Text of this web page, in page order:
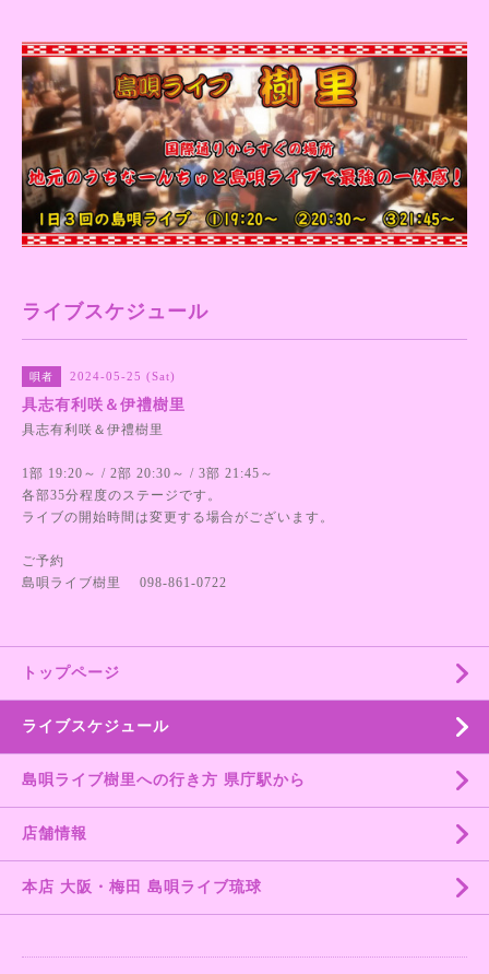
ライブスケジュール
唄者 2024-05-25 (Sat)
具志有利咲＆伊禮樹里
具志有利咲＆伊禮樹里
1部 19:20～ / 2部 20:30～ / 3部 21:45～
各部35分程度のステージです。
ライブの開始時間は変更する場合がございます。
ご予約
島唄ライブ樹里 098-861-0722
トップページ
ライブスケジュール
島唄ライブ樹里への行き方 県庁駅から
店舗情報
本店 大阪・梅田 島唄ライブ琉球